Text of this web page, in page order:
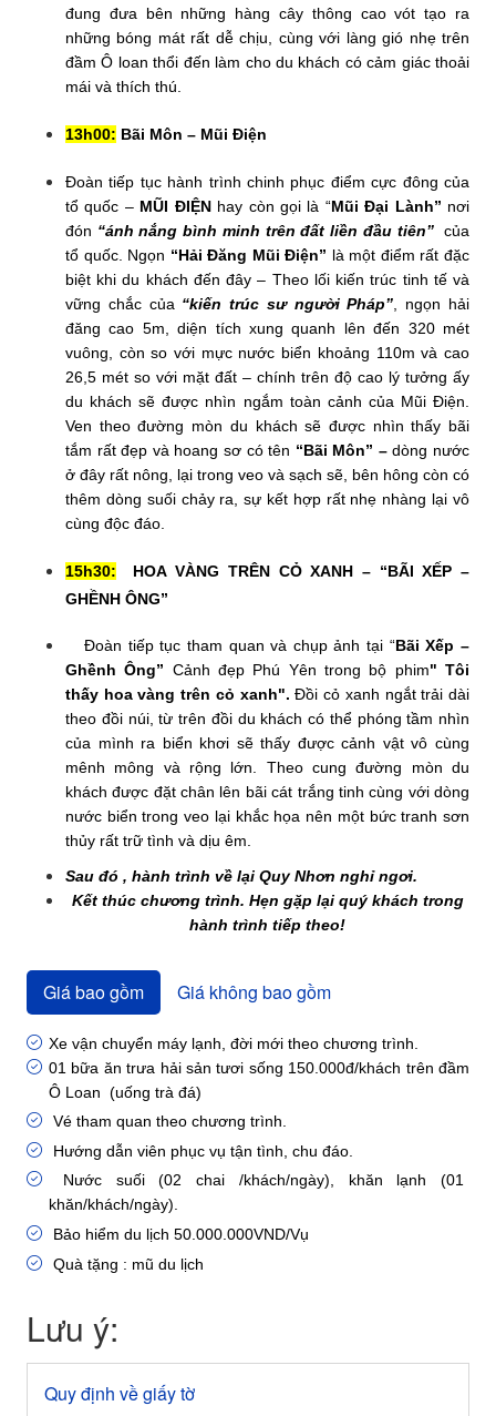
đung đưa bên những hàng cây thông cao vót tạo ra
những bóng mát rất dễ chịu, cùng với làng gió nhẹ trên
đầm Ô loan thổi đến làm cho du khách có cảm giác thoải
mái và thích thú.
13h00: Bãi Môn – Mũi Điện
Đoàn tiếp tục hành trình chinh phục điểm cực đông của
tổ quốc – MŨI ĐIỆN hay còn gọi là “Mũi Đại Lành” nơi
đón “ánh nắng bình minh trên đất liền đầu tiên”của
tổ quốc. Ngọn “Hải Đăng Mũi Điện” là một điểm rất đặc
biệt khi du khách đến đây – Theo lối kiến trúc tinh tế và
vững chắc của “kiến trúc sư người Pháp” , ngọn hải
đăng cao 5m, diện tích xung quanh lên đến 320 mét
vuông, còn so với mực nước biển khoảng 110m và cao
26,5 mét so với mặt đất – chính trên độ cao lý tưởng ấy
du khách sẽ được nhìn ngắm toàn cảnh của Mũi Điện.
Ven theo đường mòn du khách sẽ được nhìn thấy bãi
tắm rất đẹp và hoang sơ có tên “Bãi Môn” –dòng nước
ở đây rất nông, lại trong veo và sạch sẽ, bên hông còn có
thêm dòng suối chảy ra, sự kết hợp rất nhẹ nhàng lại vô
cùng độc đáo.
15h30:
HOA VÀNG TRÊN CỎ XANH – “BÃI XẾP –
GHỀNH ÔNG”
Đoàn tiếp tục tham quan và chụp ảnh tại “Bãi Xếp –
Ghềnh Ông” Cảnh đẹp Phú Yên trong bộ phim" Tôi
thấy hoa vàng trên cỏ xanh".Đồi cỏ xanh ngắt trải dài
theo đồi núi, từ trên đồi du khách có thể phóng tầm nhìn
của mình ra biển khơi sẽ thấy được cảnh vật vô cùng
mênh mông và rộng lớn. Theo cung đường mòn du
khách được đặt chân lên bãi cát trắng tinh cùng với dòng
nước biển trong veo lại khắc họa nên một bức tranh sơn
thủy rất trữ tình và dịu êm.
Sau đó , hành trình về lại Quy Nhơn nghỉ ngơi.
Kết thúc chương trình. Hẹn gặp lại quý khách trong
hành trình tiếp theo!
Giá bao gồm Giá không bao gồm
Xe vận chuyển máy lạnh, đời mới theo chương trình.
01 bữa ăn trưa hải sản tươi sống 150.000đ/khách trên đầm
Ô Loan (uống trà đá)
Vé tham quan theo chương trình.
Hướng dẫn viên phục vụ tận tình, chu đáo.
Nước suối (02 chai /khách/ngày), khăn lạnh (01
khăn/khách/ngày).
Bảo hiểm du lịch 50.000.000VND/Vụ
Quà tặng : mũ du lịch
Lưu ý:
Quy định về giấy tờ